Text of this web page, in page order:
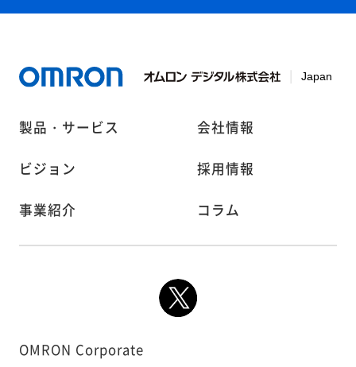
製品・サービス 会社情報
事業紹介
ビジョン
コラム
採用情報
OMRON Corporate